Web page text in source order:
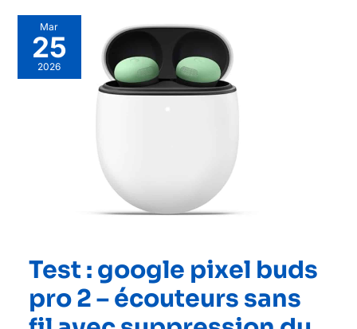
Mar
25
2026
Test : google pixel buds
pro 2 – écouteurs sans